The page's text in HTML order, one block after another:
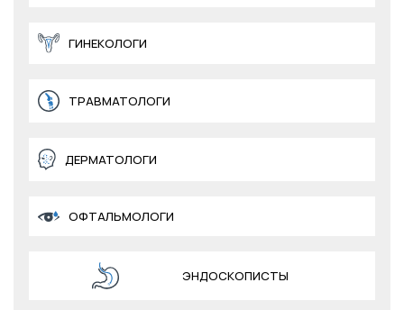
ГИНЕКОЛОГИ
ТРАВМАТОЛОГИ
ДЕРМАТОЛОГИ
ОФТАЛЬМОЛОГИ
ЭНДОСКОПИСТЫ